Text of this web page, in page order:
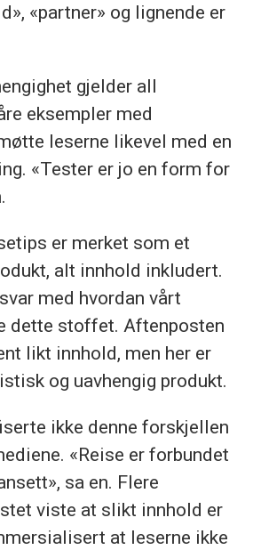
«partner» og lignende er
gjelder all
eksempler med
leserne likevel med en
«Tester er jo en form for
er merket som et
alt innhold inkludert.
med hvordan vårt
dette stoffet. Aftenposten
likt innhold, men her er
og uavhengig produkt.
ikke denne forskjellen
«Reise er forbundet
sa en. Flere
viste at slikt innhold er
at leserne ikke